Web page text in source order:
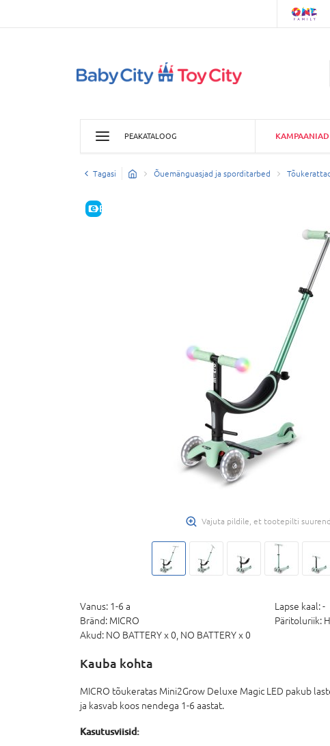
PEAKATALOOG KAMPAANIAD
Tagasi Õuemänguasjad ja sporditarbed
E-HIND
Vajuta pildile, et tootepilti
Vanus: 1-6 a Lapse kaal:-
Bränd: MICRO Päritoluriik:
Akud: NO BATTERY x 0, NO BATTERY x 0
Kauba kohta
MICRO tõukeratas Mini2Grow Deluxe Magic LED pakub
ja kasvab koos nendega 1-6 aastat.
Kasutusviisid:
E-HIND